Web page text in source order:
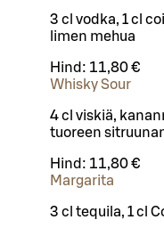
3 cl vodka, 1 cl
limen mehua
Hind: 11,80 €
Whisky Sour
4 cl viskiä,
tuoreen
Hind: 11,80 €
Margarita
3 cl tequila, 1 cl